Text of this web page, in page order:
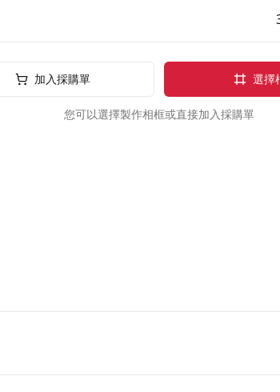
加入採購單 選擇
您可以選擇製作相框或直接加入採購單